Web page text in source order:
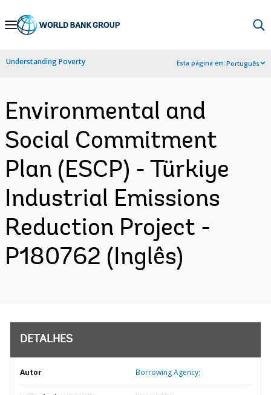
Skip
Navigation
Understanding Poverty Esta página em:Português
Environmental and
Social Commitment
Plan (ESCP) - Türkiye
Industrial Emissions
Reduction Project -
P180762 (Inglês)
DETALHES
Autor Borrowing Agency;